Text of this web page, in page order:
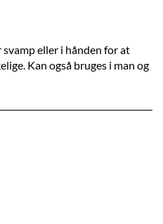
eller i hånden for at
Kan også bruges i man og